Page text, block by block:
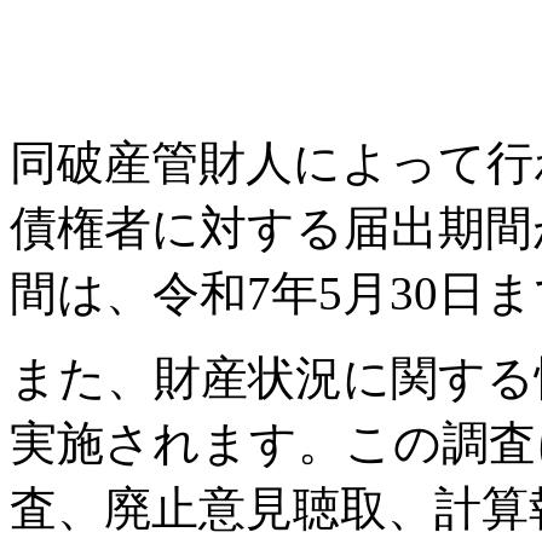
同破産管財人によって
債権者に対する届出期
間は、令和7年5月30日
また、財産状況に関す
実施されます。この調
査、廃止意見聴取、計